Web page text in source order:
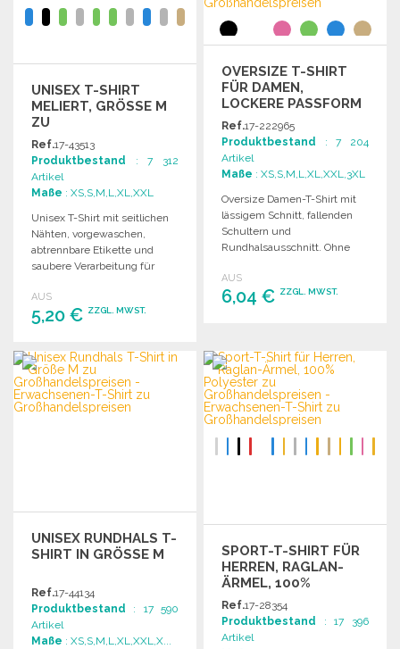
UNISEX T-SHIRT
MELIERT, GRÖSSE M Z
U G
ROSSHANDELSPREISEN
Ref.17-43513
Produktbestand : 7 312
Artikel
Maße : XS,S,M,L,XL,XXL
Unisex T-Shirt mit seitlichen
Nähten, vorgewaschen,
abtrennbare Etikette und
saubere Verarbeitung für
AUS
5,20 € ZZGL. MWST.
BESTELLEN
Angebot anfordern
OVERSIZE T-SHIRT
FÜR DAMEN,
LOCKERE PASSFORM
Ref.17-222965
Produktbestand : 7 204
Artikel
Maße : XS,S,M,L,XL,XXL,3XL
Oversize Damen-T-Shirt mit
lässigem Schnitt, fallenden
Schultern und
Rundhalsausschnitt. Ohne
Größenlabel.
AUS
6,04 € ZZGL. MWST.
Angebot anfordern
UNISEX RUNDHALS T-
SHIRT IN GRÖSSE M
Ref.17-44134
Produktbestand : 17 590
Artikel
Maße : XS,S,M,L,XL,XXL,X...
SPORT-T-SHIRT FÜR
HERREN, RAGLAN-
ÄRMEL, 100%
POLYESTER
Ref.17-28354
Produktbestand : 17 396
Artikel